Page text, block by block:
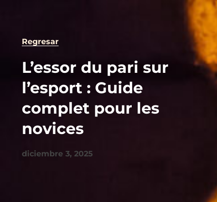
Regresar
L’essor du pari sur
l’esport : Guide
complet pour les
novices
diciembre 3, 2025